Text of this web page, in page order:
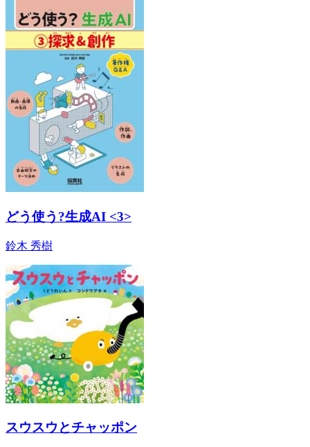
どう使う?生成AI <3>
鈴木 秀樹
スウスウとチャッポン